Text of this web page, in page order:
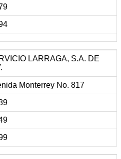
LARRAGA, S.A. DE
Monterrey No. 817